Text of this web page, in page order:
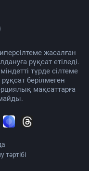
жасалған
рұқсат етіледі.
түрде сілтеме
берілмеген
мақсаттарға